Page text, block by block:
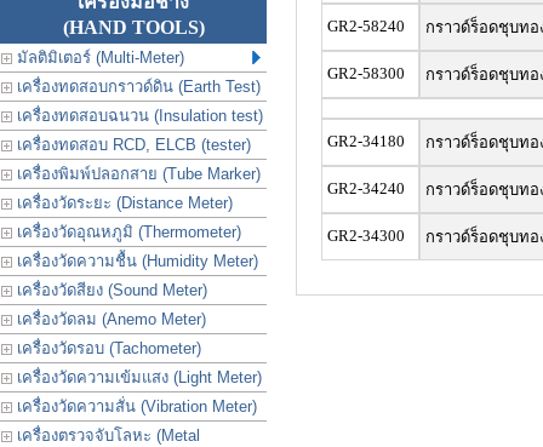
(HAND TOOLS)
มัลติมิเตอร์ (Multi-Meter)
เครื่องทดสอบกราวด์ดิน (Earth Test)
เครื่องทดสอบฉนวน (Insulation test)
เครื่องทดสอบ RCD, ELCB (tester)
เครื่องพิมพ์ปลอกสาย (Tube Marker)
เครื่องวัดระยะ (Distance Meter)
เครื่องวัดอุณหภูมิ (Thermometer)
เครื่องวัดความชื้น (Humidity Meter)
เครื่องวัดสียง (Sound Meter)
เครื่องวัดลม (Anemo Meter)
เครื่องวัดรอบ (Tachometer)
เครื่องวัดความเข้มแสง (Light Meter)
เครื่องวัดความสั่น (Vibration Meter)
เครื่องตรวจจับโลหะ (Metal
GR2-58240 กราวด์ร็อดชุบทอ
GR2-58300 กราวด์ร็อดชุบทอ
GR2-34180 กราวด์ร็อดชุบทอ
GR2-34240 กราวด์ร็อดชุบทอ
GR2-34300 กราวด์ร็อดชุบทอ